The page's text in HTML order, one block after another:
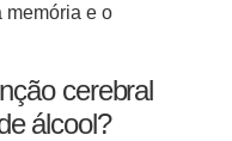
memória e o
cerebral
álcool?